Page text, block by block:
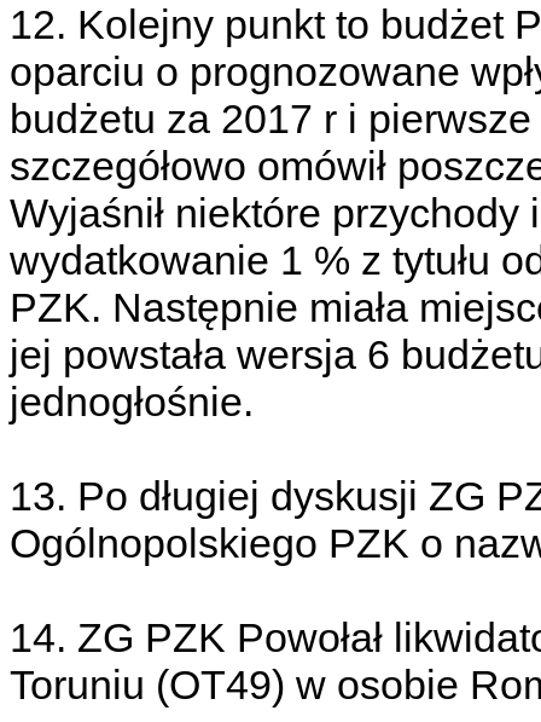
12. Kolejny punkt to budżet
oparciu o prognozowane
budżetu za 2017 r i
szczegółowo omówił
Wyjaśnił niektóre przychody
wydatkowanie 1 % z tytułu
PZK. Następnie miała
jej powstała wersja 6
jednogłośnie.
13. Po długiej dyskusji ZG
Ogólnopolskiego PZK o
14. ZG PZK Powołał
Toruniu (OT49) w osobie